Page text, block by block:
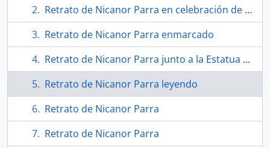
Retrato de Nicanor Parra en celebración de sus 80 años
Retrato de Nicanor Parra enmarcado
Retrato de Nicanor Parra junto a la Estatua de la Libertad
Retrato de Nicanor Parra leyendo
Retrato de Nicanor Parra
Retrato de Nicanor Parra